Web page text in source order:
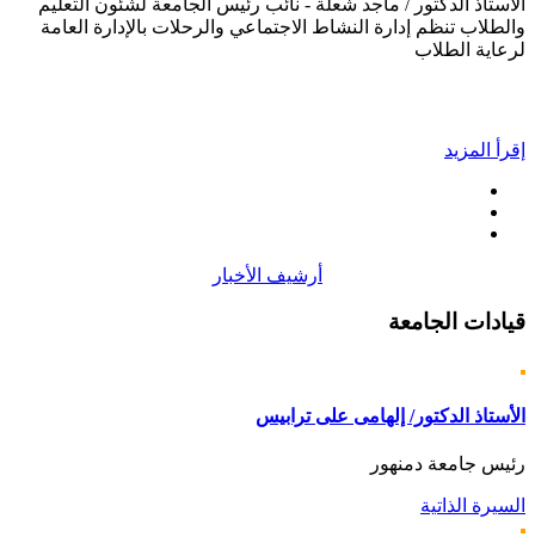
الأستاذ الدكتور / ماجد شعلة - نائب رئيس الجامعة لشئون التعليم
والطلاب تنظم إدارة النشاط الاجتماعي والرحلات بالإدارة العامة
لرعاية الطلاب
إقرأ المزيد
أرشيف الأخبار
قيادات الجامعة
الأستاذ الدكتور/ إلهامى على ترابيس
رئيس جامعة دمنهور
السيرة الذاتية